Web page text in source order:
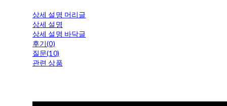
상세 설명 머리글
상세 설명
상세 설명 바닥글
후기(0)
질문(10)
관련 상품